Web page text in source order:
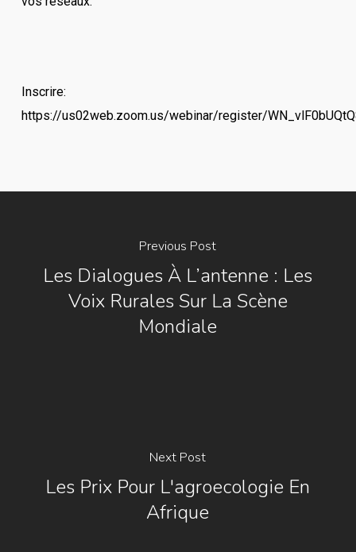
Inscrire:
https://us02web.zoom.us/webinar/register/
Previous Post
Les Dialogues À L’antenne : Les
Voix Rurales Sur La Scène
Mondiale
Next Post
Les Prix Pour L'agroecologie En
Afrique